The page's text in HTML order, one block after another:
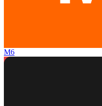
M6